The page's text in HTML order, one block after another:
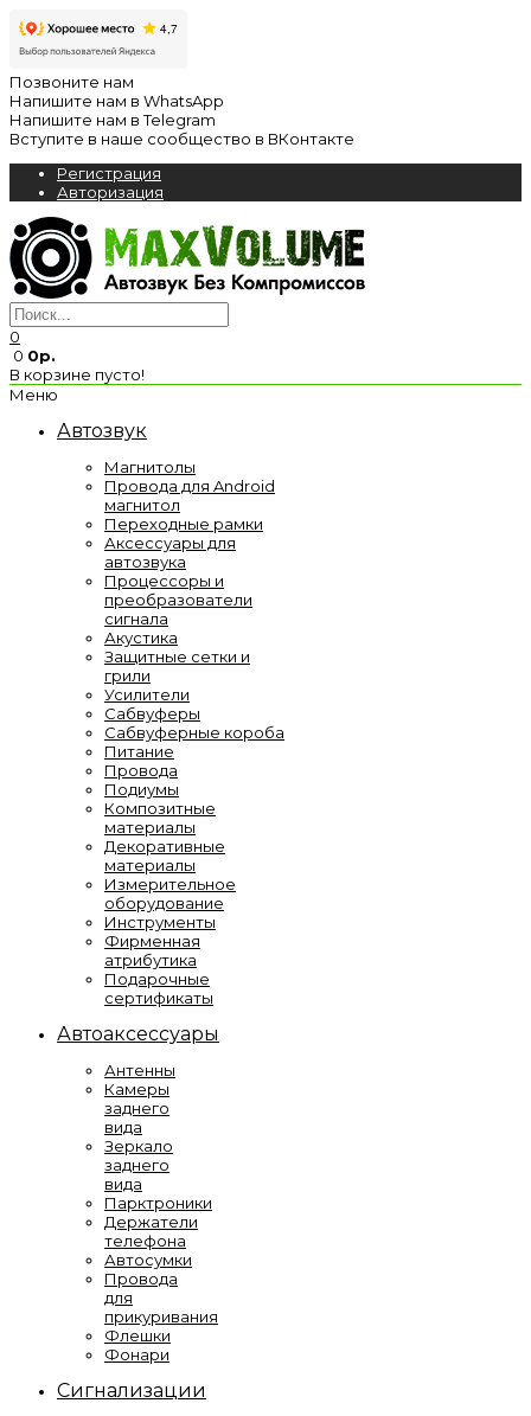
Позвоните нам
Напишите нам в WhatsApp
Напишите нам в Telegram
Вступите в наше сообщество в ВКонтакте
Регистрация
Авторизация
0
0 0р.
В корзине пусто!
Меню
Автозвук
Магнитолы
Провода для Android
магнитол
Переходные рамки
Аксессуары для
автозвука
Процессоры и
преобразователи
сигнала
Акустика
Защитные сетки и
грили
Усилители
Сабвуферы
Сабвуферные короба
Питание
Провода
Подиумы
Композитные
материалы
Декоративные
материалы
Измерительное
оборудование
Инструменты
Фирменная
атрибутика
Подарочные
сертификаты
Автоаксессуары
Антенны
Камеры
заднего
вида
Зеркало
заднего
вида
Парктроники
Держатели
телефона
Автосумки
Провода
для
прикуривания
Флешки
Фонари
Сигнализации